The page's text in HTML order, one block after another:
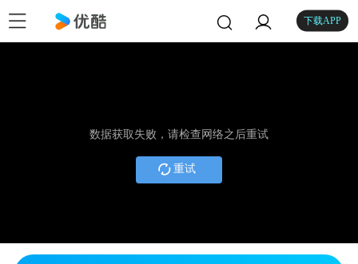
下载APP
数据获取失败，请检查网络之后重试
重试